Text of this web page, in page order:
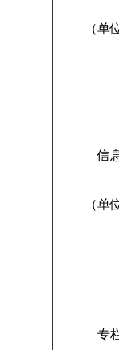
（单
信
（单
专